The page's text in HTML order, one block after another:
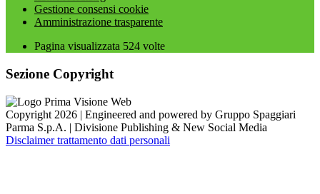
Gestione consensi cookie
Amministrazione trasparente
Pagina visualizzata 524 volte
Sezione Copyright
Copyright 2026 | Engineered and powered by Gruppo Spaggiari
Parma S.p.A. | Divisione Publishing & New Social Media
Disclaimer trattamento dati personali